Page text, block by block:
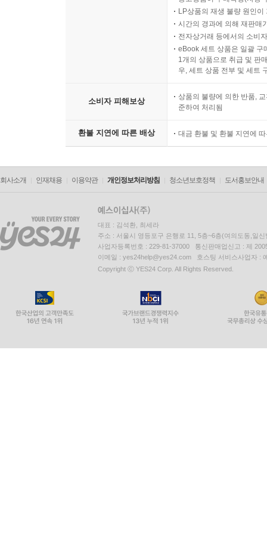
LP상품의 재생 불량 원인
시간의 경과에 의해 재판매
전자상거래 등에서의 소비
eBook 세트 상품은 일괄 구
1개의 상품으로 취급 및 판
우, 세트 상품 전부 및 세트
소비자 피해보상
상품의 불량에 의한 반품,
준하여 처리됨
환불 지연에 따른 배상 대금 환불 및 환불 지연에
회사소개 인재채용 이용약관 개인정보처리방침 청소년보호정책 도서홍보안내
대표 : 김석환, 최세라
주소 : 서울시 영등포구 은행로 11, 5층~6층(여의도동,일신
사업자등록번호 : 229-81-37000 통신판매업신고 : 제
이메일 : yes24help@yes24.com 호스팅 서비스사업자 :
Copyright ⓒ YES24 Corp. All Rights Reserved.